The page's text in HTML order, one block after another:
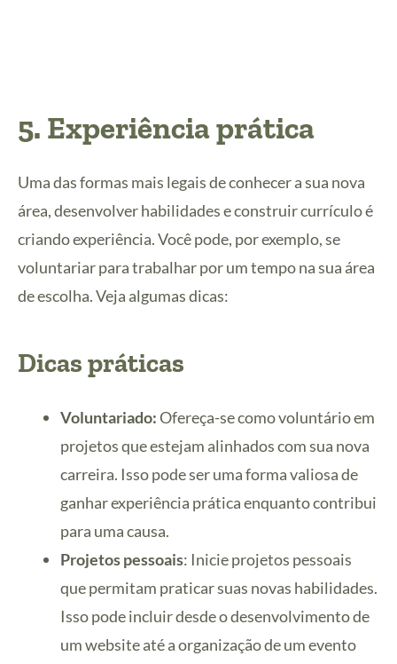
5. Experiência prática
Uma das formas mais legais de conhecer a sua nova
área, desenvolver habilidades e construir currículo é
criando experiência. Você pode, por exemplo, se
voluntariar para trabalhar por um tempo na sua área
de escolha. Veja algumas dicas:
Dicas práticas
Voluntariado:Ofereça-se como voluntário em
projetos que estejam alinhados com sua nova
carreira. Isso pode ser uma forma valiosa de
ganhar experiência prática enquanto contribui
para uma causa.
Projetos pessoais: Inicie projetos pessoais
que permitam praticar suas novas habilidades.
Isso pode incluir desde o desenvolvimento de
um website até a organização de um evento